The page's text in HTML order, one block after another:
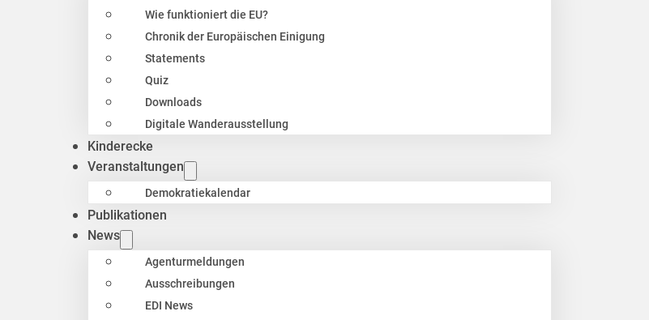
Wie funktioniert die EU?
Chronik der Europäischen Einigung
Statements
Quiz
Downloads
Digitale Wanderausstellung
Kinderecke
Veranstaltungen
Demokratiekalendar
Publikationen
News
Agenturmeldungen
Ausschreibungen
EDI News